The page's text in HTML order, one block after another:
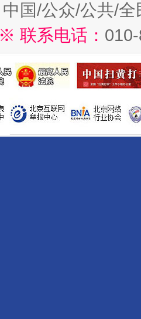
中国/公众/公共/
※ 联系电话：